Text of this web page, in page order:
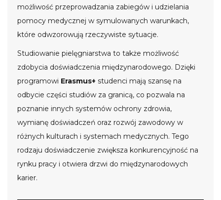
możliwość przeprowadzania zabiegów i udzielania
pomocy medycznej w symulowanych warunkach,
które odwzorowują rzeczywiste sytuacje.
Studiowanie pielęgniarstwa to także możliwość
zdobycia doświadczenia międzynarodowego. Dzięki
programowi Erasmus+ studenci mają szansę na
odbycie części studiów za granicą, co pozwala na
poznanie innych systemów ochrony zdrowia,
wymianę doświadczeń oraz rozwój zawodowy w
różnych kulturach i systemach medycznych. Tego
rodzaju doświadczenie zwiększa konkurencyjność na
rynku pracy i otwiera drzwi do międzynarodowych
karier.